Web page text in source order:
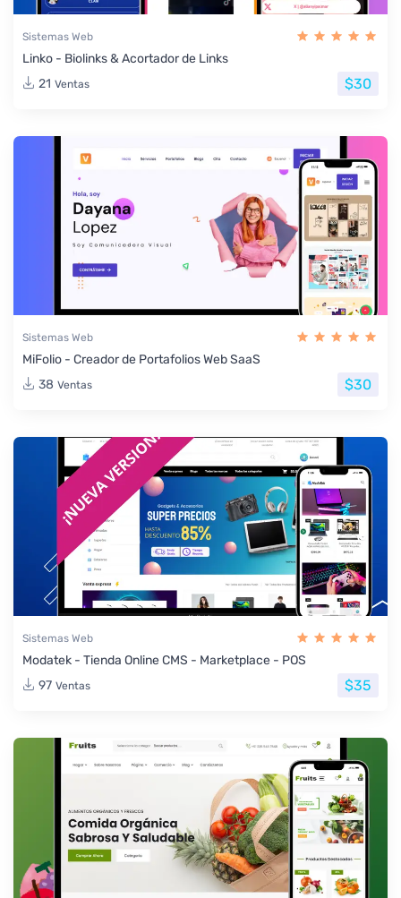
Sistemas Web
Linko - Biolinks & Acortador de Links
21 Ventas $30
Sistemas Web
MiFolio - Creador de Portafolios Web SaaS
38 Ventas $30
Sistemas Web
Modatek - Tienda Online CMS - Marketplace - POS
97 Ventas $35